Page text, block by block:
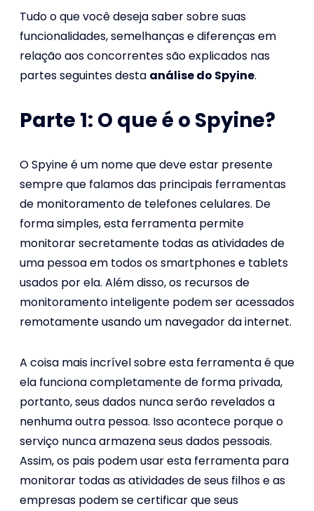
Tudo o que você deseja saber sobre suas
funcionalidades, semelhanças e diferenças em
relação aos concorrentes são explicados nas
partes seguintes desta análise do Spyine.
Parte 1: O que é o Spyine?
O Spyine é um nome que deve estar presente
sempre que falamos das principais ferramentas
de monitoramento de telefones celulares. De
forma simples, esta ferramenta permite
monitorar secretamente todas as atividades de
uma pessoa em todos os smartphones e tablets
usados por ela. Além disso, os recursos de
monitoramento inteligente podem ser acessados
​​remotamente usando um navegador da internet.
A coisa mais incrível sobre esta ferramenta é que
ela funciona completamente de forma privada,
portanto, seus dados nunca serão revelados a
nenhuma outra pessoa. Isso acontece porque o
serviço nunca armazena seus dados pessoais.
Assim, os pais podem usar esta ferramenta para
monitorar todas as atividades de seus filhos e as
empresas podem se certificar que seus